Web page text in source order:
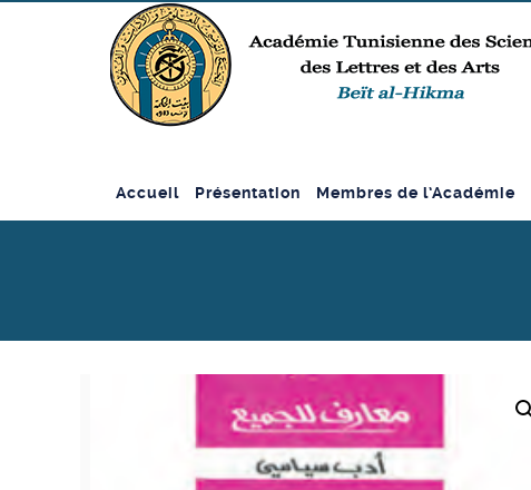
Accueil Présentation Membres de l’Académie